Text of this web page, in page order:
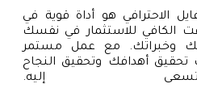
الاحترافي هو أداة قوية في
الكافي للاستثمار في نفسك
وخبراتك. مع عمل مستمر
أهدافك وتحقيق النجاح
إليه.